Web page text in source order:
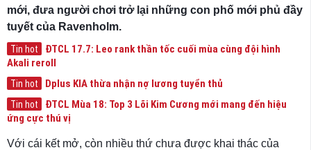
mới, đưa người chơi trở lại những con phố mới phủ đầy
tuyết của Ravenholm.
Tin hot
ĐTCL 17.7: Leo rank thần tốc cuối mùa cùng đội hình
Akali reroll
Tin hot Dplus KIA thừa nhận nợ lương tuyển thủ
Tin hot
ĐTCL Mùa 18: Top 3 Lõi Kim Cương mới mang đến hiệu
ứng cực thú vị
Với cái kết mở, còn nhiều thứ chưa được khai thác của